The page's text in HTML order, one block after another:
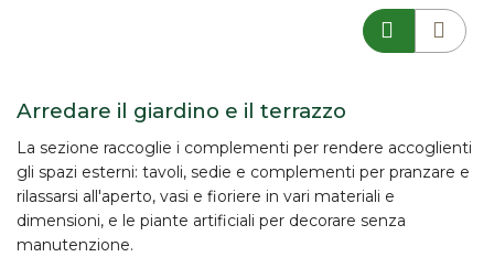
Arredare il giardino e il terrazzo
La sezione raccoglie i complementi per rendere accoglienti
gli spazi esterni: tavoli, sedie e complementi per pranzare e
rilassarsi all'aperto, vasi e fioriere in vari materiali e
dimensioni, e le piante artificiali per decorare senza
manutenzione.